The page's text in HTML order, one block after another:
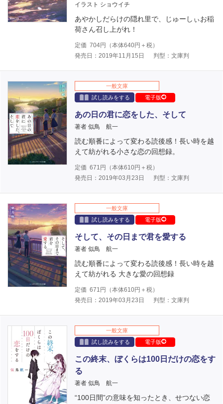
イラスト ショウイチ
あやかしだらけの隠れ里で、じゅーしぃお稲
荷さん召し上がれ！
定価 704円（本体640円＋税）
発売日：2019年11月15日
判型：文庫判
一般文庫
試し読みをする
電子版
あの日の君に恋をした、そして
著者 似鳥 航一
読む順番によって変わる読後感！長い時を越
えて紡がれる小さな恋の回想録。
定価 671 円（本体610円＋税）
発売日：2019年03月23日
判型：文庫判
一般文庫
試し読みをする
電子版
そして、その日まで君を愛する
著者 似鳥 航一
読む順番によって変わる読後感！長い時を越
えて紡がれる 大きな愛の回想録
定価 671 円（本体610円＋税）
発売日：2019年03月23日
判型：文庫判
一般文庫
試し読みをする
電子版
この終末、ぼくらは100日だけの恋をす
る
著者 似鳥 航一
“100日間”の意味を知ったとき、せつない恋